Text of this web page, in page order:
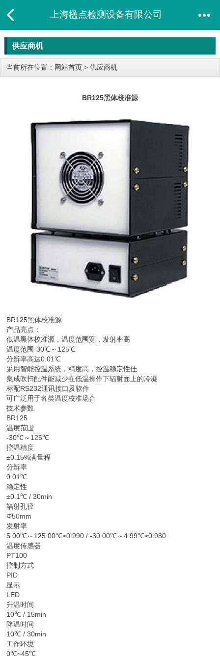
上海楹点检测设备有限公司
供应商机
当前所在位置： 网站首页 > 供应商机
BR125黑体校准源
BR125黑体校准源
产品亮点：
低温黑体校准源，温度范围宽，发射率高
温度范围-30℃～125℃
分辨率高达0.01℃
采用智能控温系统，精度高，控温稳定性佳
集成吹扫配件能减少在低温操作下辐射面上的冷凝
标配RS232通讯接口及软件
可广泛用于各类温度校准场合
技术参数
BR125
温度范围
-30℃～125℃
控温精度
±0.15%满量程
分辨率
0.01℃
稳定性
±0.1℃ / 30min
辐射孔径
Φ50mm
发射率
5.00℃～125.00℃≥0.990 / -30.00℃～4.99℃≥0.980
温度传感器
PT100
控制方式
PID
显示
LED
升温时间
10℃ / 15min
降温时间
10℃ / 30min
工作环境
0℃~45℃